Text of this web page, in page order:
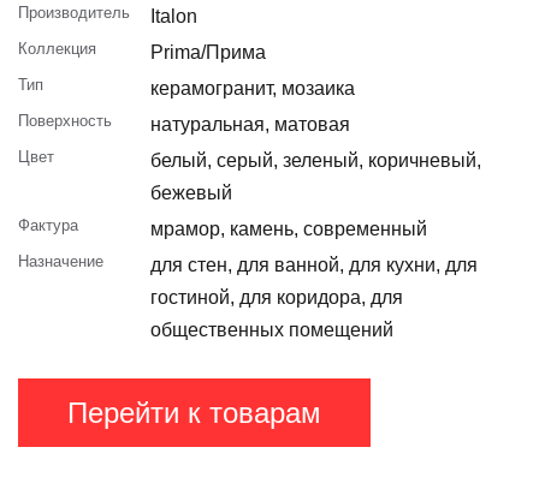
Производитель Italon
Коллекция Prima/Прима
Тип керамогранит, мозаика
Поверхность натуральная, матовая
Цвет
белый, серый, зеленый, коричневый,
бежевый
Фактура мрамор, камень, современный
Назначение
для стен, для ванной, для кухни, для
гостиной, для коридора, для
общественных помещений
Перейти к товарам